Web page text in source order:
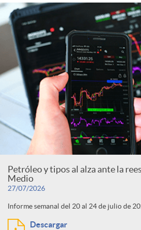
í
a
s
n
i
d
o
s
Petróleo y tipos al alza ante la
Medio
27/07/2026
Informe semanal del 20 al 24 de julio de
Descargar